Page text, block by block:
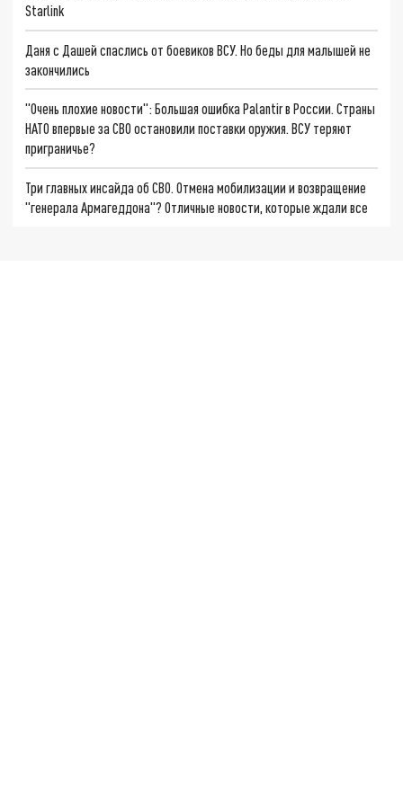
Starlink
Даня с Дашей спаслись от боевиков ВСУ. Но беды для малышей не
закончились
"Очень плохие новости": Большая ошибка Palantir в России. Страны
НАТО впервые за СВО остановили поставки оружия. ВСУ теряют
приграничье?
Три главных инсайда об СВО. Отмена мобилизации и возвращение
"генерала Армагеддона"? Отличные новости, которые ждали все